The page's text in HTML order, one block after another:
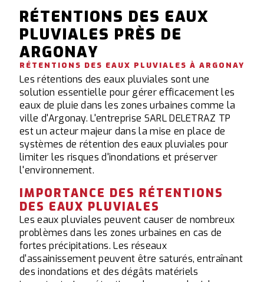
RÉTENTIONS DES EAUX
PLUVIALES PRÈS DE
ARGONAY
RÉTENTIONS DES EAUX PLUVIALES À ARGONAY
Les rétentions des eaux pluviales sont une
solution essentielle pour gérer efficacement les
eaux de pluie dans les zones urbaines comme la
ville d'Argonay. L'entreprise SARL DELETRAZ TP
est un acteur majeur dans la mise en place de
systèmes de rétention des eaux pluviales pour
limiter les risques d'inondations et préserver
l'environnement.
IMPORTANCE DES RÉTENTIONS
DES EAUX PLUVIALES
Les eaux pluviales peuvent causer de nombreux
problèmes dans les zones urbaines en cas de
fortes précipitations. Les réseaux
d'assainissement peuvent être saturés, entraînant
des inondations et des dégâts matériels